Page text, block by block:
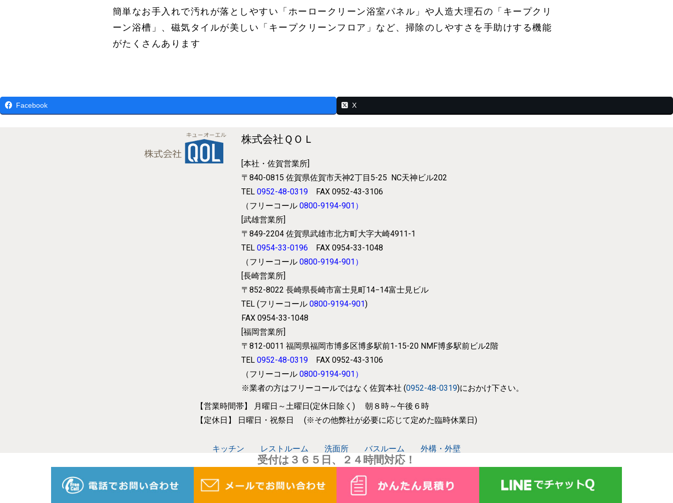
簡単なお手入れで汚れが落としやすい「ホーロークリーン浴室パネル」や人造大理石の「キープクリ
ーン浴槽」、磁気タイルが美しい「キープクリーンフロア」など、掃除のしやすさを手助けする機能
がたくさんあります
Facebook X
株式会社ＱＯＬ
[本社・佐賀営業所]
〒840-0815佐賀県佐賀市天神2丁目5-25 NC天神ビル202
TEL0952-48-0319
FAX 0952-43-3106
（フリーコール0800-9194-901 ）
[武雄営業所]
〒849-2204佐賀県武雄市北方町大字大崎4911-1
TEL0954-33-0196
FAX 0954-33-1048
（フリーコール0800-9194-901 ）
[長崎営業所]
〒852-8022長崎県長崎市富士見町14−14富士見ビル
TEL (フリーコール0800-9194-901)
FAX 0954-33-1048
[福岡営業所]
〒812-0011福岡県福岡市博多区博多駅前1-15-20 NMF博多駅前ビル2階
TEL0952-48-0319
FAX 0952-43-3106
（フリーコール0800-9194-901 ）
※業者の方はフリーコールではなく佐賀本社 (0952-48-0319)におかけ下さい。
【営業時間帯】
月曜日～土曜日(定休日除く) 朝８時～午後６時
【定休日】
日曜日・祝祭日 (※その他弊社が必要に応じて定めた臨時休業日)
キッチン レストルーム 洗面所 バスルーム
外構・外壁
太陽光発電・蓄電池事業 ヘルスケア事業
受付は３６５日、２４時間対応！